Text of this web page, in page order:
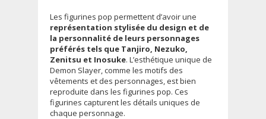
Les figurines pop permettent d’avoir une
représentation stylisée du design et de
la personnalité de leurs personnages
préférés tels que Tanjiro, Nezuko,
Zenitsu et Inosuke. L’esthétique unique de
Demon Slayer, comme les motifs des
vêtements et des personnages, est bien
reproduite dans les figurines pop. Ces
figurines capturent les détails uniques de
chaque personnage.